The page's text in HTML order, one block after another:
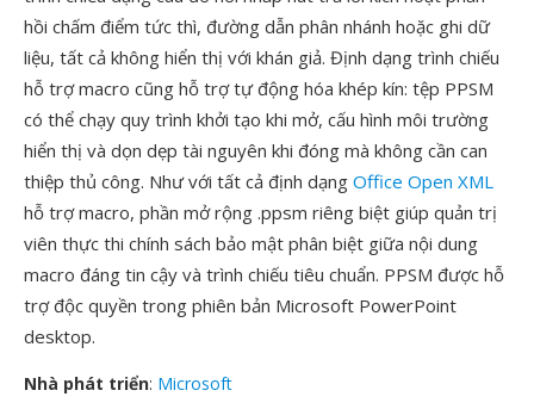
hồi chấm điểm tức thì, đường dẫn phân nhánh hoặc ghi dữ
liệu, tất cả không hiển thị với khán giả. Định dạng trình chiếu
hỗ trợ macro cũng hỗ trợ tự động hóa khép kín: tệp PPSM
có thể chạy quy trình khởi tạo khi mở, cấu hình môi trường
hiển thị và dọn dẹp tài nguyên khi đóng mà không cần can
thiệp thủ công. Như với tất cả định dạng Office Open XML
hỗ trợ macro, phần mở rộng .ppsm riêng biệt giúp quản trị
viên thực thi chính sách bảo mật phân biệt giữa nội dung
macro đáng tin cậy và trình chiếu tiêu chuẩn. PPSM được hỗ
trợ độc quyền trong phiên bản Microsoft PowerPoint
desktop.
Nhà phát triển: Microsoft